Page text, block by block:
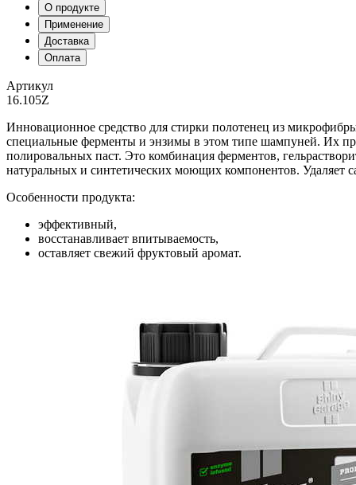
О продукте
Применение
Доставка
Оплата
Артикул
16.105Z
Инновационное средство для стирки полотенец из
специальные ферменты и энзимы в этом типе шампуней. Их
полировальных паст. Это комбинация ферментов,
натуральных и синтетических моющих компонентов. Удаляет
Особенности продукта:
эффективный,
восстанавливает впитываемость,
оставляет свежий фруктовый аромат.